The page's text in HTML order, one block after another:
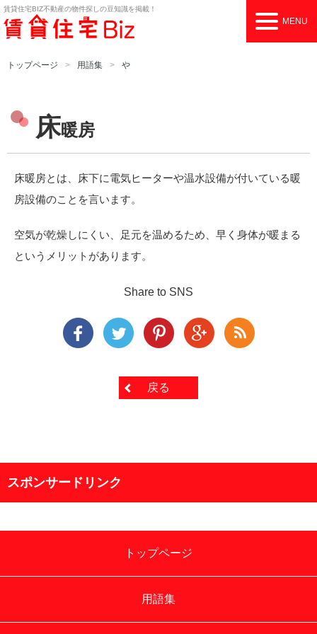
賃貸住宅BIZ不動産の物件探しの豆知識を掲載！
MENU
トップページ 用語集 や
床暖房
床暖房とは、床下に電気ヒーターや温水設備が付いている暖
房設備のことを言います。
空気が乾燥しにくい、足元を温めるため、早く身体が暖まる
というメリットがあります。
Share to SNS
戻る
スポンサードリンク
トップページ
用語集